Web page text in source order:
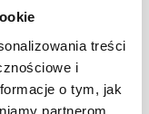
treści
i
o tym, jak
partnerom